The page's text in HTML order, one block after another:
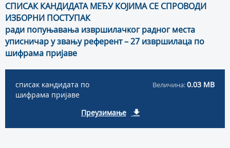
СПИСАК КАНДИДАТА МЕЂУ КОЈИМА СЕ СПРОВОДИ
ИЗБОРНИ ПОСТУПАК
ради попуњавања извршилачког радног места
уписничар у звању референт – 27 извршилаца по
шифрама пријаве
списак кандидата по
шифрама пријаве
Величина:0.03 MB
Преузимање